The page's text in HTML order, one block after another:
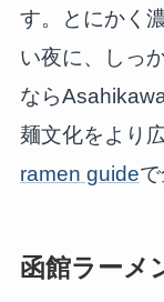
す。とにかく
い夜に、しっ
なら
麺文化をより
ramen guide
函館ラーメ